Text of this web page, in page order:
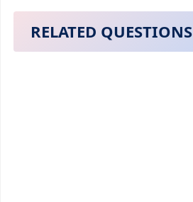
RELATED QUESTIONS